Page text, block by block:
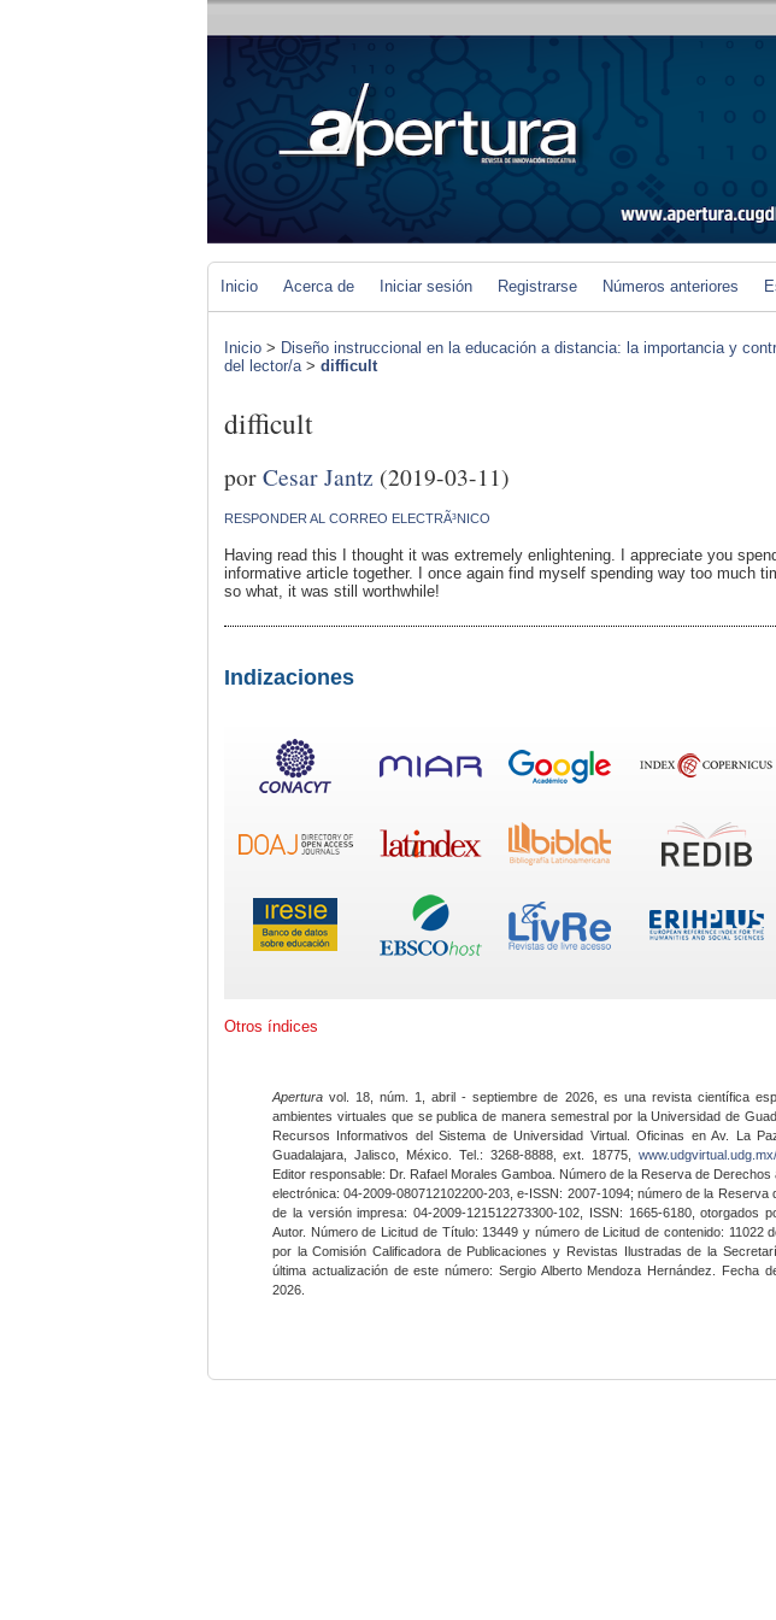
Inicio Acerca de Iniciar sesión Registrarse Números anteriores
Inicio > Diseño instruccional en la educación a distancia: la importancia y
del lector/a> difficult
difficult
porCesar Jantz (2019-03-11)
RESPONDER AL CORREO ELECTRÃ³NICO
Having read this I thought it was extremely enlightening. I appreciate you
informative article together. I once again find myself spending way too much
so what, it was still worthwhile!
Indizaciones
Otros índices
Apertura vol. 18, núm. 1, abril - septiembre de 2026, es una revista científica
ambientes virtuales que se publica de manera semestral por la Universidad de
Recursos Informativos del Sistema de Universidad Virtual. Oficinas en Av. La
Guadalajara, Jalisco, México. Tel.: 3268-8888, ext. 18775,
Editor responsable: Dr. Rafael Morales Gamboa. Número de la Reserva de
electrónica: 04-2009-080712102200-203, e-ISSN: 2007-1094; número de la
de la versión impresa: 04-2009-121512273300-102, ISSN: 1665-6180, otorgados
Autor. Número de Licitud de Título: 13449 y número de Licitud de contenido: 11022
por la Comisión Calificadora de Publicaciones y Revistas Ilustradas de la
última actualización de este número: Sergio Alberto Mendoza Hernández. Fecha
2026.